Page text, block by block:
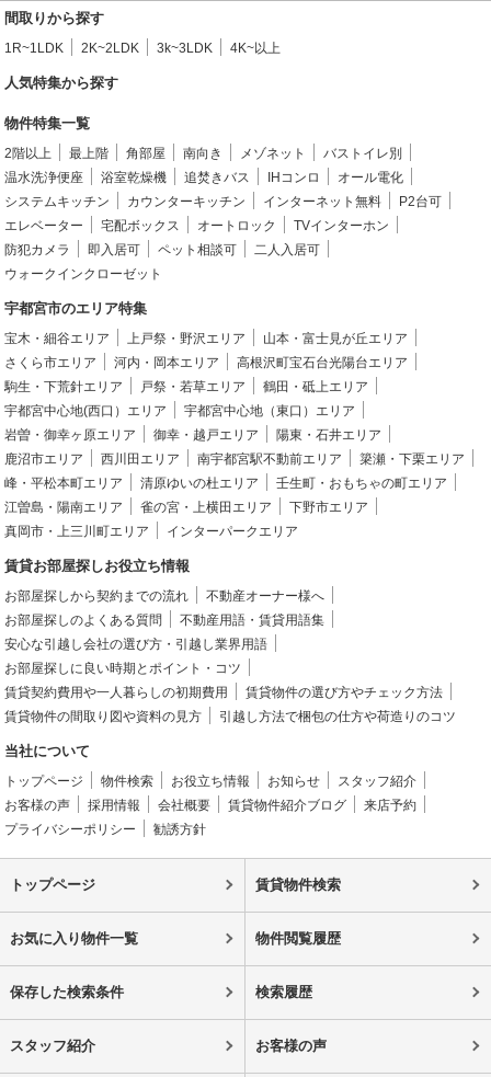
間取りから探す
1R~1LDK 2K~2LDK 3k~3LDK 4K~以上
人気特集から探す
物件特集一覧
2階以上 最上階 角部屋 南向き メゾネット
バストイレ別
温水洗浄便座
浴室乾燥機 追焚きバス IHコンロ
オール電化
システムキッチン
カウンターキッチン インターネット無料
P2台可
エレベーター
宅配ボックス オートロック
TVインターホン
防犯カメラ
即入居可 ペット相談可
二人入居可
ウォークインクローゼット
宇都宮市のエリア特集
宝木・細谷エリア 上戸祭・野沢エリア
山本・富士見が丘エリア
さくら市エリア
河内・岡本エリア
高根沢町宝石台光陽台エリア
駒生・下荒針エリア
戸祭・若草エリア
鶴田・砥上エリア
宇都宮中心地(西口）エリア
宇都宮中心地（東口）エリア
岩曽・御幸ヶ原エリア
御幸・越戸エリア
陽東・石井エリア
鹿沼市エリア
西川田エリア 南宇都宮駅不動前エリア
簗瀬・下栗エリア
峰・平松本町エリア
清原ゆいの杜エリア
壬生町・おもちゃの町エリア
江曽島・陽南エリア
雀の宮・上横田エリア
下野市エリア
真岡市・上三川町エリア
インターパークエリア
賃貸お部屋探しお役立ち情報
お部屋探しから契約までの流れ
不動産オーナー様へ
お部屋探しのよくある質問
不動産用語・賃貸用語集
安心な引越し会社の選び方・引越し業界用語
お部屋探しに良い時期とポイント・コツ
賃貸契約費用や一人暮らしの初期費用
賃貸物件の選び方やチェック方法
賃貸物件の間取り図や資料の見方
引越し方法で梱包の仕方や荷造りのコツ
当社について
トップページ 物件検索 お役立ち情報 お知らせ
スタッフ紹介
お客様の声
採用情報 会社概要 賃貸物件紹介ブログ
来店予約
プライバシーポリシー
勧誘方針
トップページ 賃貸物件検索
お気に入り物件一覧 物件閲覧履歴
保存した検索条件 検索履歴
スタッフ紹介 お客様の声